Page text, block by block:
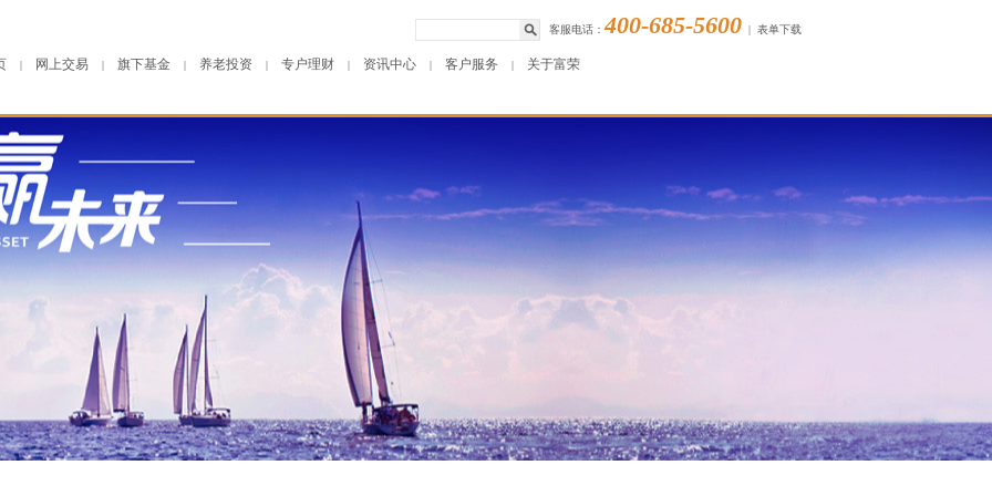
客服电话：400-685-5600 | 表单下载
| 网上交易 | 旗下基金 | 养老投资 | 专户理财 | 资讯中心 | 客户服务 | 关于富荣